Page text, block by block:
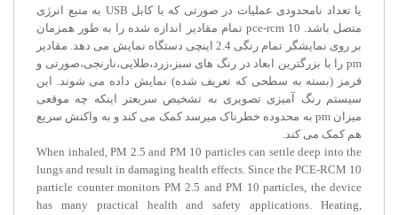
یا تعداد نامحدودی عملیات در صورتی که با کابل USB به منبع انرژی
متصل باشد. pce-rcm 10 تمام مقادیر اندازه شده را به طور همزمان
بر روی نمایشگر تمام رنگی 2.4 اینچی دستگاه نمایش می دهد. مقادیر
pm را با بزرگترین ابعاد در رنگ های سبز،زرد،طلایی،نارنجی،صورتی و
قرمز (بسته به سطحی که تعریف شده) نمایش داده می شوند. این
سیستم رنگ آمیزی تصویری به تشخیص سریعتر اینکه چه موقعی
میزان pm به محدوده خطرناک میرسد کمک می کند و به واکنش سریع
هم کمک می کند.
When inhaled, PM 2.5 and PM 10 particles can settle deep into the
lungs and result in damaging health effects. Since the PCE-RCM 10
particle counter monitors PM 2.5 and PM 10 particles, the device
has many practical health and safety applications. Heating,